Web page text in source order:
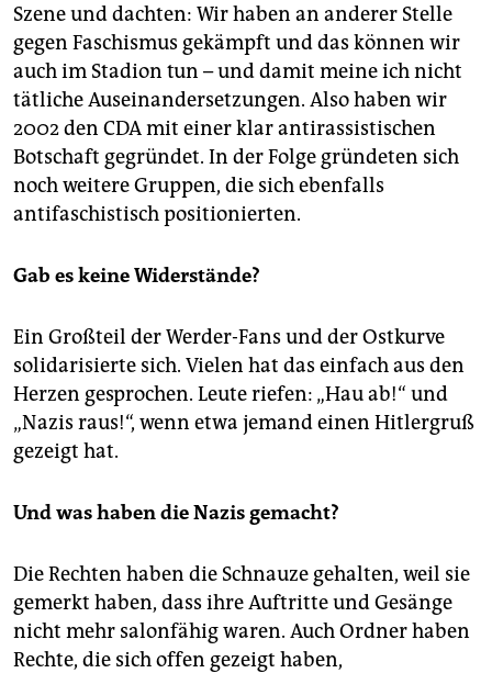
Szene und dachten: Wir haben an anderer Stelle
gegen Faschismus gekämpft und das können wir
auch im Stadion tun – und damit meine ich nicht
tätliche Auseinandersetzungen. Also haben wir
2002 den CDA mit einer klar antirassistischen
Botschaft gegründet. In der Folge gründeten sich
noch weitere Gruppen, die sich ebenfalls
antifaschistisch positionierten.
Gab es keine Widerstände?
Ein Großteil der Werder-Fans und der Ostkurve
solidarisierte sich. Vielen hat das einfach aus den
Herzen gesprochen. Leute riefen: „Hau ab!“ und
„Nazis raus!“, wenn etwa jemand einen Hitlergruß
gezeigt hat.
Und was haben die Nazis gemacht?
Die Rechten haben die Schnauze gehalten, weil sie
gemerkt haben, dass ihre Auftritte und Gesänge
nicht mehr salonfähig waren. Auch Ordner haben
Rechte, die sich offen gezeigt haben,